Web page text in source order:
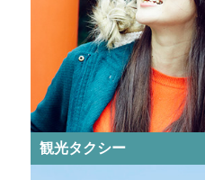
観光タクシー